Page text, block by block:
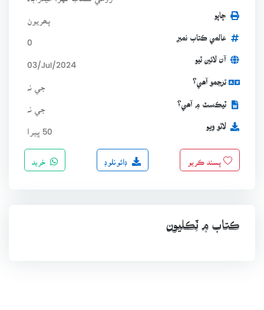
ڇاپو
عالمي ڪتاب نمبر 0
آن لائين ٿيو 03/Jul/2024
ترجمو آھي؟
ٽيڪسٽ ۾ آھي؟
لاٿو ويو
پسند ڪريو ڊائونلوڊ
ڪتاب ۾ ٽِڪليون